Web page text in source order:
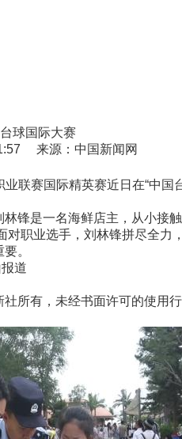
球国际大赛
来源：中国新闻网
赛国际精英赛近日在“中国
是一名海鲜店主，从小接触
业选手，刘林锋拼尽全力
。
道
所有，未经书面许可的使用